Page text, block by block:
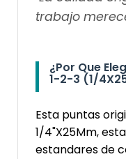
trabajo
¿Por Que
1-2-3 (1/
Esta puntas
1/4"X25Mm,
estandares de